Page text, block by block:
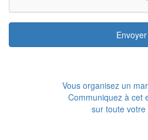
Envoyer
Vous organisez un
Communiquez à cet
sur toute votre